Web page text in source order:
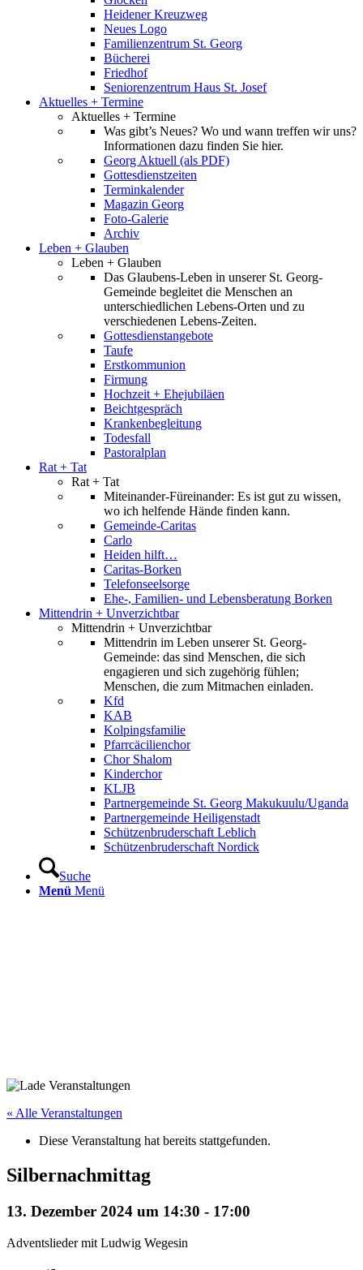
Heidener Kreuzweg
Neues Logo
Familienzentrum St. Georg
Bücherei
Friedhof
Seniorenzentrum Haus St. Josef
Aktuelles + Termine
Aktuelles + Termine
Was gibt’s Neues? Wo und wann treffen wir uns?
Informationen dazu finden Sie hier.
Georg Aktuell (als PDF)
Gottesdienstzeiten
Terminkalender
Magazin Georg
Foto-Galerie
Archiv
Leben + Glauben
Leben + Glauben
Das Glaubens-Leben in unserer St. Georg-
Gemeinde begleitet die Menschen an
unterschiedlichen Lebens-Orten und zu
verschiedenen Lebens-Zeiten.
Gottesdienstangebote
Taufe
Erstkommunion
Firmung
Hochzeit + Ehejubiläen
Beichtgespräch
Krankenbegleitung
Todesfall
Pastoralplan
Rat + Tat
Rat + Tat
Miteinander-Füreinander: Es ist gut zu wissen,
wo ich helfende Hände finden kann.
Gemeinde-Caritas
Carlo
Heiden hilft…
Caritas-Borken
Telefonseelsorge
Ehe-, Familien- und Lebensberatung Borken
Mittendrin + Unverzichtbar
Mittendrin + Unverzichtbar
Mittendrin im Leben unserer St. Georg-
Gemeinde: das sind Menschen, die sich
engagieren und sich zugehörig fühlen;
Menschen, die zum Mitmachen einladen.
Kfd
KAB
Kolpingsfamilie
Pfarrcäcilienchor
Chor Shalom
Kinderchor
KLJB
Partnergemeinde St. Georg Makukuulu/Uganda
Partnergemeinde Heiligenstadt
Schützenbruderschaft Leblich
Schützenbruderschaft Nordick
Suche
Menü Menü
« Alle Veranstaltungen
Diese Veranstaltung hat bereits stattgefunden.
Silbernachmittag
13. Dezember 2024 um 14:30 - 17:00
Adventslieder mit Ludwig Wegesin